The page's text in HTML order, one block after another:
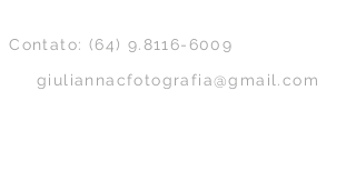
Contato: (64) 9.8116-6009
giuliannacfotografia@gmail.com